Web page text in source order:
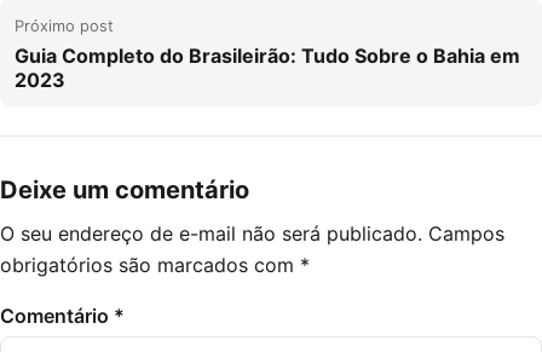
Próximo post
Guia Completo do Brasileirão: Tudo Sobre o Bahia em
2023
Deixe um comentário
O seu endereço de e-mail não será publicado. Campos
obrigatórios são marcados com *
Comentário *